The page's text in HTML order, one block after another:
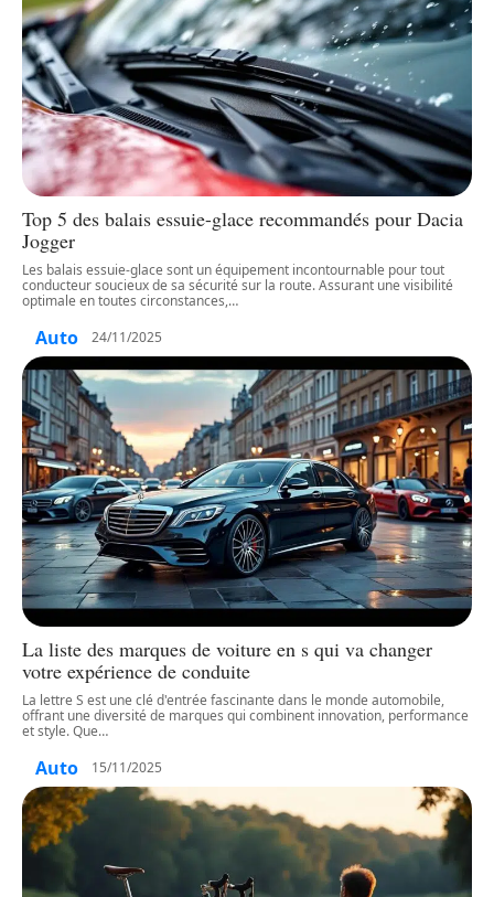
Top 5 des balais essuie-glace recommandés pour Dacia
Jogger
Les balais essuie-glace sont un équipement incontournable pour tout
conducteur soucieux de sa sécurité sur la route. Assurant une visibilité
optimale en toutes circonstances,…
Auto 24/11/2025
La liste des marques de voiture en s qui va changer
votre expérience de conduite
La lettre S est une clé d'entrée fascinante dans le monde automobile,
offrant une diversité de marques qui combinent innovation, performance
et style. Que…
Auto 15/11/2025